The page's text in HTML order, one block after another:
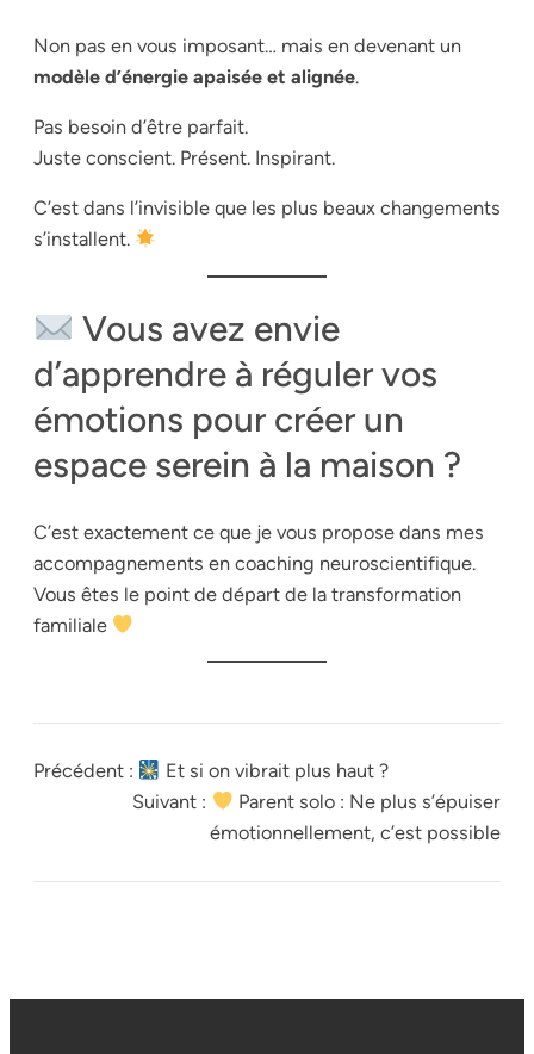
Non pas en vous imposant… mais en devenant un
modèle d’énergie apaisée et alignée.
Pas besoin d’être parfait.
Juste conscient. Présent. Inspirant.
C’est dans l’invisible que les plus beaux changements
s’installent.
Vous avez envie
d’apprendre à réguler vos
émotions pour créer un
espace serein à la maison ?
C’est exactement ce que je vous propose dans mes
accompagnements en coaching neuroscientifique.
Vous êtes le point de départ de la transformation
familiale
Précédent :
Et si on vibrait plus haut ?
Suivant :
Parent solo : Ne plus s’épuiser
émotionnellement, c’est possible